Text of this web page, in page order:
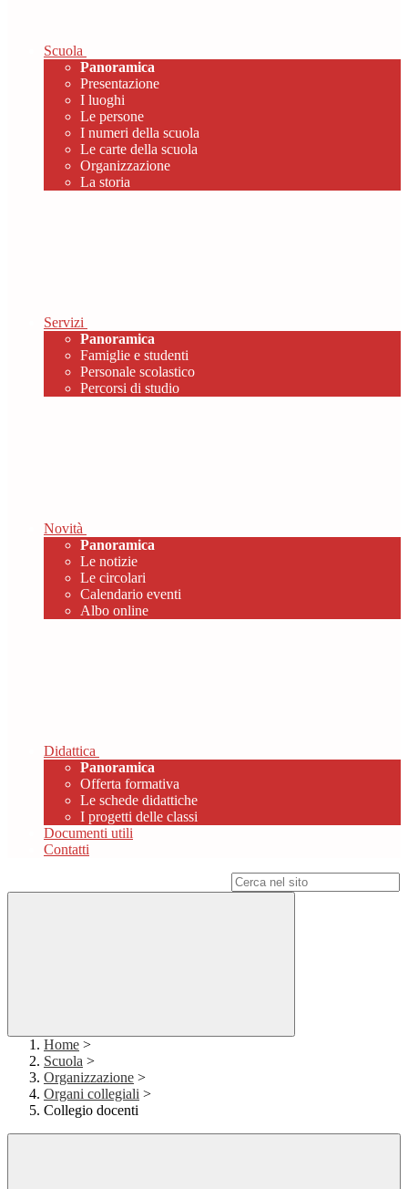
Scuola
Panoramica
Presentazione
I luoghi
Le persone
I numeri della scuola
Le carte della scuola
Organizzazione
La storia
Servizi
Panoramica
Famiglie e studenti
Personale scolastico
Percorsi di studio
Novità
Panoramica
Le notizie
Le circolari
Calendario eventi
Albo online
Didattica
Panoramica
Offerta formativa
Le schede didattiche
I progetti delle classi
Documenti utili
Contatti
Home >
Scuola >
Organizzazione >
Organi collegiali >
Collegio docenti